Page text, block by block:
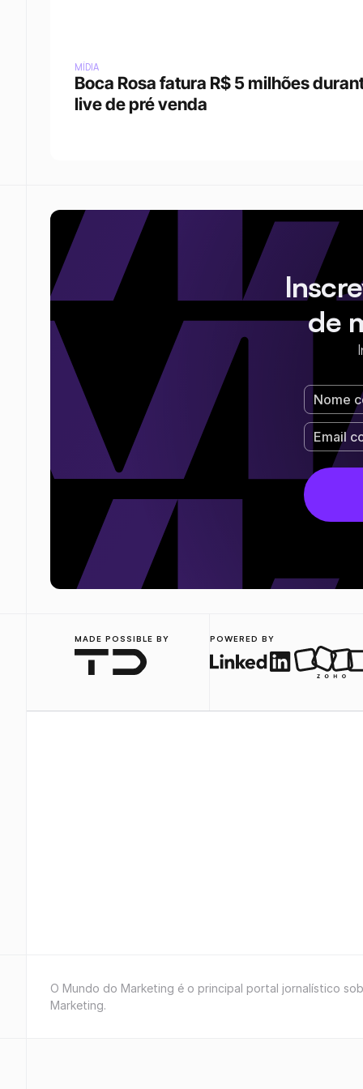
MÍDIA
Boca Rosa fatura R$ 5 milhões
live de pré venda
de
MADE POSSIBLE BY POWERED BY
O Mundo do Marketing é o principal portal jornalístico
Marketing.